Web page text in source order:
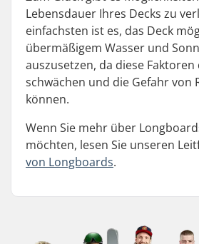
Lebensdauer Ihres Decks zu
einfachsten ist es, das Deck
übermäßigem Wasser und
auszusetzen, da diese Faktoren
schwächen und die Gefahr von
können.
Wenn Sie mehr über
möchten, lesen Sie unseren
von Longboards.